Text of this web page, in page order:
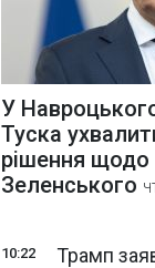
У
Туска
рішення щодо
Зеленського
10:22
Трамп